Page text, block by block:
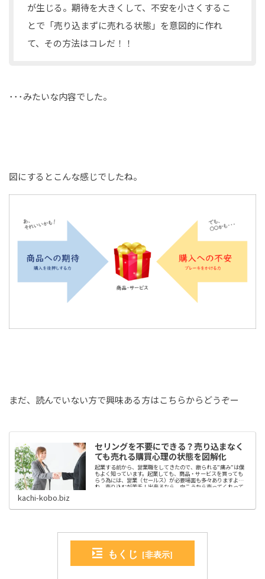
が生じる。期待を大きくして、不安を小さくするこ
とで「売り込まずに売れる状態」を意図的に作れ
て、その方法はコレだ！！
･･･みたいな内容でした。
図にするとこんな感じでしたね。
まだ、読んでいない方で興味ある方はこちらからどうぞー
セリングを不要にできる？売り込まなく
ても売れる購買心理の状態を図解化
起業する前から、営業職をしてきたので、断られる”痛み”は僕
もよく知っています。起業しても、商品・サービスを買っても
らう為には、営業（セールス）が必要場面も多々ありますよ
ね。売り込むが苦手！出来るなら、向こうから売ってくれって
kachi-kobo.biz
もくじ